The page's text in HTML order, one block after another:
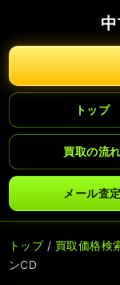
トップ
買取の流れ
メール査定
トップ/ 買取価格検
ンCD